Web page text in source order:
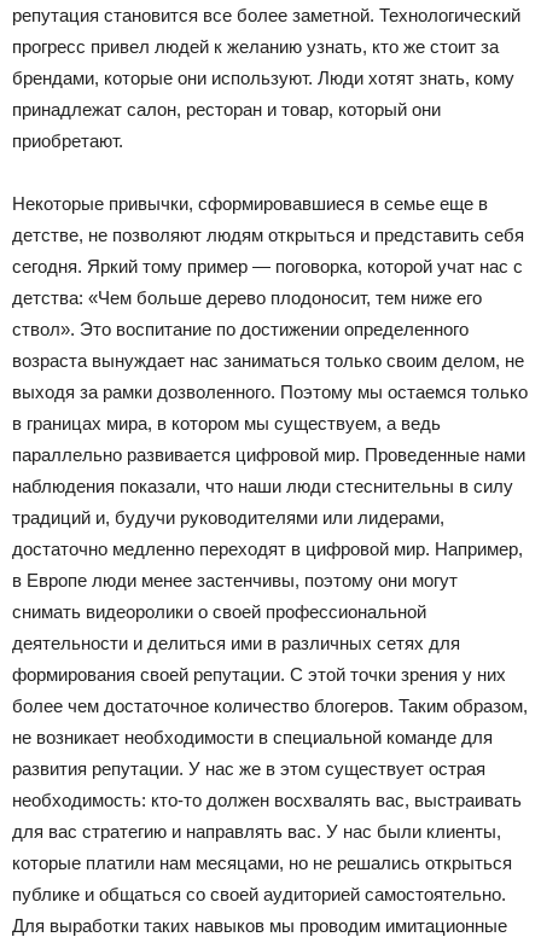
репутация становится все более заметной. Технологический
прогресс привел людей к желанию узнать, кто же стоит за
брендами, которые они используют. Люди хотят знать, кому
принадлежат салон, ресторан и товар, который они
приобретают.
Некоторые привычки, сформировавшиеся в семье еще в
детстве, не позволяют людям открыться и представить себя
сегодня. Яркий тому пример — поговорка, которой учат нас с
детства: «Чем больше дерево плодоносит, тем ниже его
ствол». Это воспитание по достижении определенного
возраста вынуждает нас заниматься только своим делом, не
выходя за рамки дозволенного. Поэтому мы остаемся только
в границах мира, в котором мы существуем, а ведь
параллельно развивается цифровой мир. Проведенные нами
наблюдения показали, что наши люди стеснительны в силу
традиций и, будучи руководителями или лидерами,
достаточно медленно переходят в цифровой мир. Например,
в Европе люди менее застенчивы, поэтому они могут
снимать видеоролики о своей профессиональной
деятельности и делиться ими в различных сетях для
формирования своей репутации. С этой точки зрения у них
более чем достаточное количество блогеров. Таким образом,
не возникает необходимости в специальной команде для
развития репутации. У нас же в этом существует острая
необходимость: кто-то должен восхвалять вас, выстраивать
для вас стратегию и направлять вас. У нас были клиенты,
которые платили нам месяцами, но не решались открыться
публике и общаться со своей аудиторией самостоятельно.
Для выработки таких навыков мы проводим имитационные